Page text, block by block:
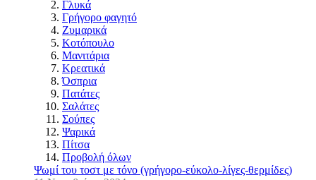
Γλυκά
Γρήγορο φαγητό
Ζυμαρικά
Κοτόπουλο
Μανιτάρια
Κρεατικά
Όσπρια
Πατάτες
Σαλάτες
Σούπες
Ψαρικά
Πίτσα
Προβολή όλων
Ψωμί του τοστ με τόνο (γρήγορο-εύκολο-λίγες-θερμίδες)